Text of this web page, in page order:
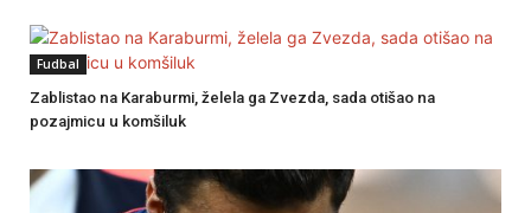
Fudbal
Zablistao na Karaburmi, želela ga Zvezda, sada otišao na
pozajmicu u komšiluk